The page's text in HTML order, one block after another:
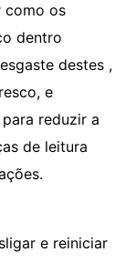
como os
dentro
destes ,
e
reduzir a
de leitura
e reiniciar